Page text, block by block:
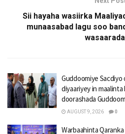
Sii hayaha wasiirka
munaasabad lagu soo
Guddoomiye
diyaariyey in
doorashada
AUGUST 9, 2026 0
Warbaahinta